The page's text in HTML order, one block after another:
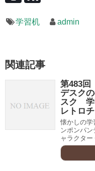
学習机 admin
関連記事
第483
デスク
スク
レトロ
懐かしの学
ンポンパ
ャラクタ